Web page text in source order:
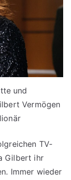
und
Vermögen
TV-
Gilbert ihr
Immer wieder